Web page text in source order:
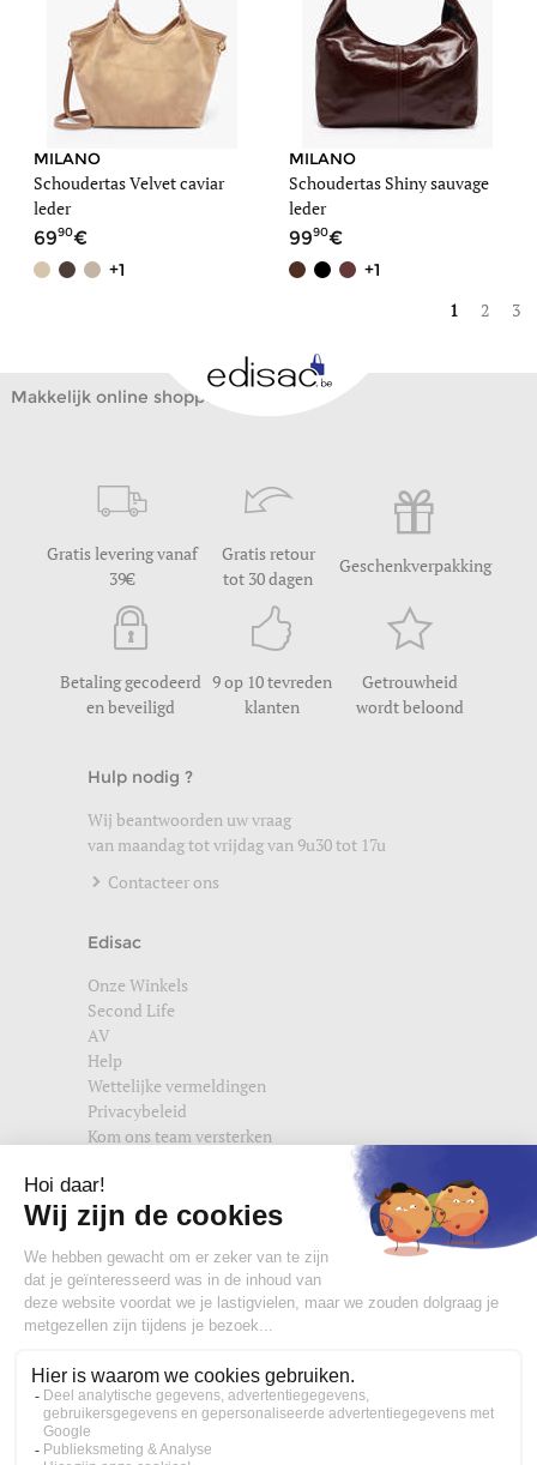
MILANO
Schoudertas Velvet caviar
leder
6990
+1
MILANO
Schoudertas Shiny sauvage
leder
9990
+1
1 2 3
Makkelijk online shoppen
Gratis levering vanaf
39
Gratis retour
tot 30 dagen
Geschenkverpakking
Betaling gecodeerd
en beveiligd
9 op 10 tevreden
klanten
Getrouwheid
wordt beloond
Hulp nodig ?
Wij beantwoorden uw vraag
van maandag tot vrijdag van 9u30 tot 17u
Contacteer ons
Edisac
Onze Winkels
Second Life
AV
Help
Wettelijke vermeldingen
Privacybeleid
Kom ons team versterken
Vind ons ook terug op enedisac.nl.
Word lid van de edisac community :
Wat onze klanten denken